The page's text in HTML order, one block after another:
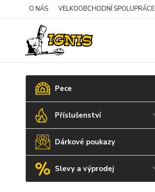
O NÁS VELKOOBCHODNÍ SPOLUPRÁCE
Pece
Příslušenství
Dárkové poukazy
Slevy a výprodej